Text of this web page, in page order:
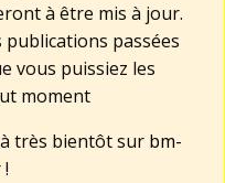
à être mis à jour.
publications passées
vous puissiez les
moment
très bientôt sur bm-
!